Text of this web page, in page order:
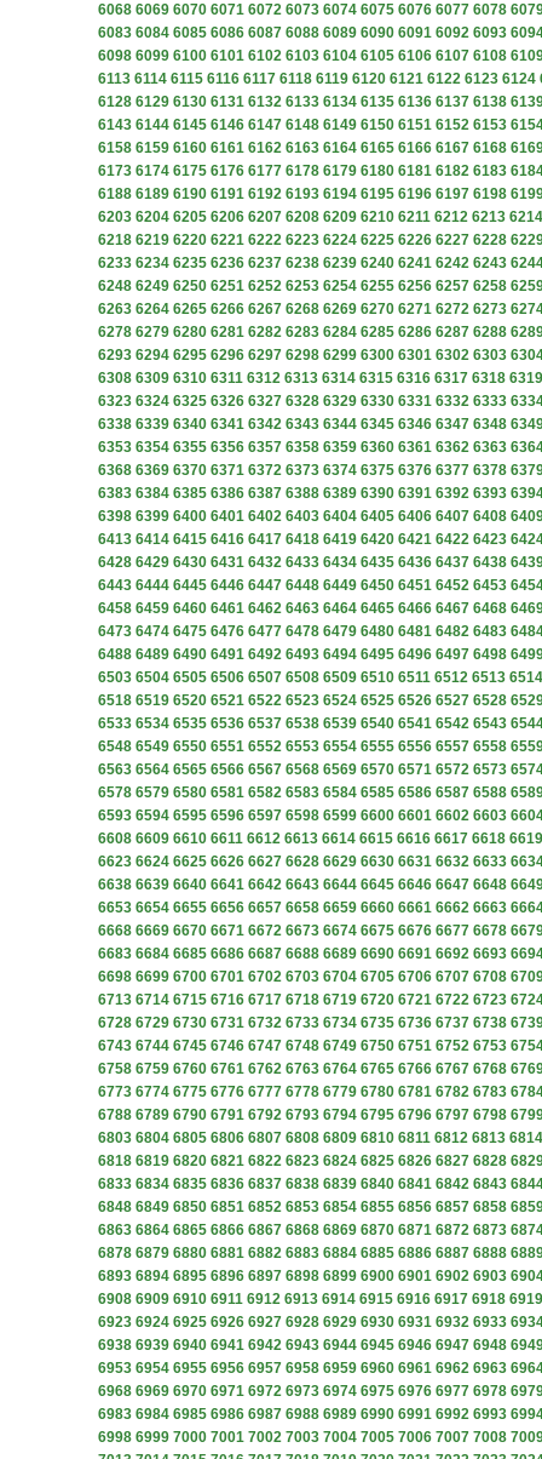
6068 6069 6070 6071 6072 6073 6074 6075 6076 6077 6078
6083 6084 6085 6086 6087 6088 6089 6090 6091 6092 6093
6098 6099 6100 6101 6102 6103 6104 6105 6106 6107 6108
6113 6114 6115 6116 6117 6118 6119 6120 6121 6122 6123 6124
6128 6129 6130 6131 6132 6133 6134 6135 6136 6137 6138
6143 6144 6145 6146 6147 6148 6149 6150 6151 6152 6153
6158 6159 6160 6161 6162 6163 6164 6165 6166 6167 6168
6173 6174 6175 6176 6177 6178 6179 6180 6181 6182 6183
6188 6189 6190 6191 6192 6193 6194 6195 6196 6197 6198
6203 6204 6205 6206 6207 6208 6209 6210 6211 6212 6213 6214
6218 6219 6220 6221 6222 6223 6224 6225 6226 6227 6228
6233 6234 6235 6236 6237 6238 6239 6240 6241 6242 6243
6248 6249 6250 6251 6252 6253 6254 6255 6256 6257 6258
6263 6264 6265 6266 6267 6268 6269 6270 6271 6272 6273
6278 6279 6280 6281 6282 6283 6284 6285 6286 6287 6288
6293 6294 6295 6296 6297 6298 6299 6300 6301 6302 6303
6308 6309 6310 6311 6312 6313 6314 6315 6316 6317 6318 6319
6323 6324 6325 6326 6327 6328 6329 6330 6331 6332 6333
6338 6339 6340 6341 6342 6343 6344 6345 6346 6347 6348
6353 6354 6355 6356 6357 6358 6359 6360 6361 6362 6363
6368 6369 6370 6371 6372 6373 6374 6375 6376 6377 6378
6383 6384 6385 6386 6387 6388 6389 6390 6391 6392 6393
6398 6399 6400 6401 6402 6403 6404 6405 6406 6407 6408
6413 6414 6415 6416 6417 6418 6419 6420 6421 6422 6423
6428 6429 6430 6431 6432 6433 6434 6435 6436 6437 6438
6443 6444 6445 6446 6447 6448 6449 6450 6451 6452 6453
6458 6459 6460 6461 6462 6463 6464 6465 6466 6467 6468
6473 6474 6475 6476 6477 6478 6479 6480 6481 6482 6483
6488 6489 6490 6491 6492 6493 6494 6495 6496 6497 6498
6503 6504 6505 6506 6507 6508 6509 6510 6511 6512 6513 6514
6518 6519 6520 6521 6522 6523 6524 6525 6526 6527 6528
6533 6534 6535 6536 6537 6538 6539 6540 6541 6542 6543
6548 6549 6550 6551 6552 6553 6554 6555 6556 6557 6558
6563 6564 6565 6566 6567 6568 6569 6570 6571 6572 6573
6578 6579 6580 6581 6582 6583 6584 6585 6586 6587 6588
6593 6594 6595 6596 6597 6598 6599 6600 6601 6602 6603
6608 6609 6610 6611 6612 6613 6614 6615 6616 6617 6618 6619
6623 6624 6625 6626 6627 6628 6629 6630 6631 6632 6633
6638 6639 6640 6641 6642 6643 6644 6645 6646 6647 6648
6653 6654 6655 6656 6657 6658 6659 6660 6661 6662 6663
6668 6669 6670 6671 6672 6673 6674 6675 6676 6677 6678
6683 6684 6685 6686 6687 6688 6689 6690 6691 6692 6693
6698 6699 6700 6701 6702 6703 6704 6705 6706 6707 6708
6713 6714 6715 6716 6717 6718 6719 6720 6721 6722 6723
6728 6729 6730 6731 6732 6733 6734 6735 6736 6737 6738
6743 6744 6745 6746 6747 6748 6749 6750 6751 6752 6753
6758 6759 6760 6761 6762 6763 6764 6765 6766 6767 6768
6773 6774 6775 6776 6777 6778 6779 6780 6781 6782 6783
6788 6789 6790 6791 6792 6793 6794 6795 6796 6797 6798
6803 6804 6805 6806 6807 6808 6809 6810 6811 6812 6813 6814
6818 6819 6820 6821 6822 6823 6824 6825 6826 6827 6828
6833 6834 6835 6836 6837 6838 6839 6840 6841 6842 6843
6848 6849 6850 6851 6852 6853 6854 6855 6856 6857 6858
6863 6864 6865 6866 6867 6868 6869 6870 6871 6872 6873
6878 6879 6880 6881 6882 6883 6884 6885 6886 6887 6888
6893 6894 6895 6896 6897 6898 6899 6900 6901 6902 6903
6908 6909 6910 6911 6912 6913 6914 6915 6916 6917 6918 6919
6923 6924 6925 6926 6927 6928 6929 6930 6931 6932 6933
6938 6939 6940 6941 6942 6943 6944 6945 6946 6947 6948
6953 6954 6955 6956 6957 6958 6959 6960 6961 6962 6963
6968 6969 6970 6971 6972 6973 6974 6975 6976 6977 6978
6983 6984 6985 6986 6987 6988 6989 6990 6991 6992 6993
6998 6999 7000 7001 7002 7003 7004 7005 7006 7007 7008